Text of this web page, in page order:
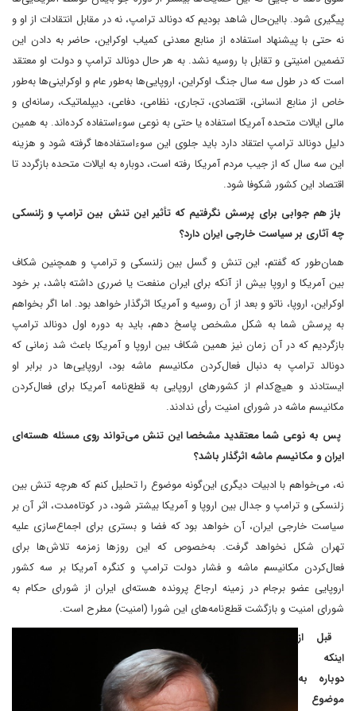
پیگیری شود. با‌این‌حال شاهد بودیم که دونالد ترامپ، نه در مقابل انتقادات از او و
نه‌ حتی با پیشنهاد استفاده از منابع معدنی کمیاب اوکراین، حاضر به دادن این
تضمین امنیتی و تقابل با روسیه نشد. به هر حال دونالد ترامپ و دولت او معتقد
است که در طول سه سال جنگ اوکراین، اروپایی‌ها به‌طور عام و اوکراینی‌ها به‌طور
خاص از منابع انسانی، اقتصادی، تجاری، نظامی، دفاعی، دیپلماتیک، رسانه‌ای و
مالی ایالات متحده آمریکا استفاده‌ یا حتی به نوعی سوءاستفاده کرده‌اند. به همین
دلیل دونالد ترامپ اعتقاد دارد ‌باید جلوی این سوءاستفاده‌ها گرفته شود و هزینه
این سه سال که از جیب مردم آمریکا رفته است، دوباره به ایالات متحده بازگردد تا
اقتصاد این کشور شکوفا شود.
باز هم جوابی برای پرسش ‌نگرفتیم که تأثیر این تنش بین ترامپ و زلنسکی
چه آثاری بر سیاست خارجی ایران دارد؟
همان‌طور که گفتم، این تنش و گسل بین زلنسکی و ترامپ و همچنین شکاف
بین آمریکا و اروپا بیش از آنکه برای ایران منفعت یا ضرری داشته باشد، بر‌ خود
اوکراین، اروپا، ناتو و بعد از آن روسیه و آمریکا‌‌ اثرگذار خواهد بود. اما اگر بخواهم
به پرسش شما به شکل مشخص پاسخ دهم، باید به دوره اول دونالد ترامپ
بازگردیم که در آن زمان نیز همین شکاف بین اروپا و آمریکا باعث شد زمانی که
دونالد ترامپ به دنبال فعال‌‌کردن مکانیسم ماشه بود، اروپایی‌ها در برابر او
ایستادند و هیچ‌کدام از کشورهای اروپایی به قطع‌نامه آمریکا برای فعال‌کردن
مکانیسم ماشه در شورای امنیت رأی ندادند.
پس به نوعی شما معتقدید ‌مشخصا این تنش می‌تواند روی مسئله هسته‌ای
ایران و مکانیسم ماشه اثرگذار باشد؟
نه،‌ می‌خواهم با ادبیات دیگری این‌گونه موضوع را تحلیل کنم که هرچه تنش بین
زلنسکی و ترامپ و جدال بین اروپا و آمریکا بیشتر شود، در کوتاه‌مدت، اثر آن بر
سیاست خارجی ایران، آن خواهد بود که فضا و بستری برای اجماع‌سازی علیه
تهران شکل نخواهد گرفت. به‌خصوص که این روزها زمزمه تلاش‌ها برای
فعال‌کردن مکانیسم ماشه و فشار دولت ترامپ و کنگره آمریکا بر سه کشور
اروپایی عضو برجام در زمینه ارجاع پرونده هسته‌ای ایران از شورای حکام به
شورای امنیت و بازگشت قطع‌نامه‌های این شورا (امنیت) مطرح است.
قبل از
اینکه
دوباره به
موضوع